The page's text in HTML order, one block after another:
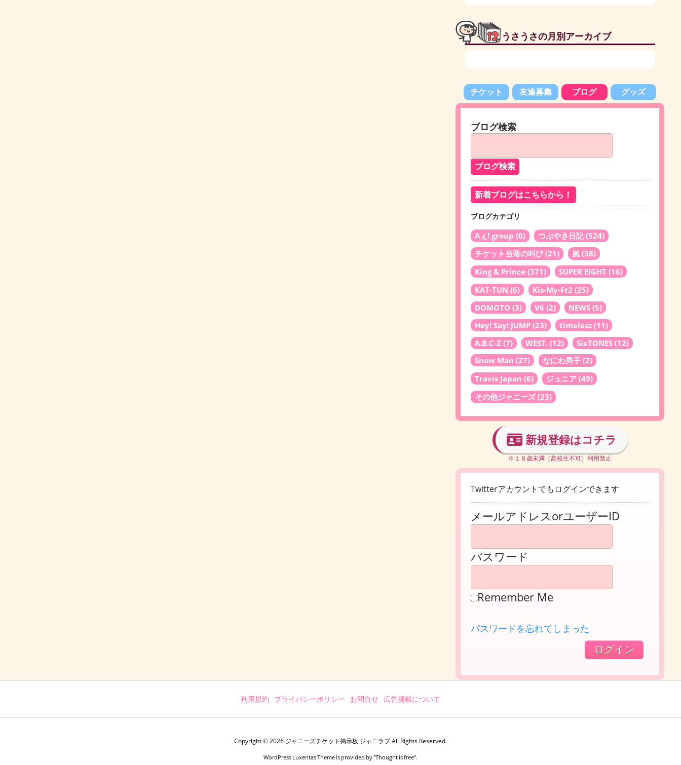
うさうさの月別アーカイブ
チケット 友達募集 ブログ グッズ
ブログ検索
新着ブログはこちらから！
ブログカテゴリ
Aぇ! group (0) つぶやき日記(524)
チケット当落の叫び(21) 嵐 (38)
King & Prince (371) SUPER EIGHT (16)
KAT-TUN (6) Kis-My-Ft2 (25)
DOMOTO (3) V6 (2) NEWS (5)
Hey! Say! JUMP (23) timelesz (11)
A.B.C-Z (7) WEST. (12) SixTONES (12)
Snow Man (27) なにわ男子 (2)
Travis Japan (6) ジュニア (49)
その他ジャニーズ(23)
新規登録はコチラ
※１８歳未満（高校生不可）利用禁止
Twitterアカウントでもログインできます
メールアドレスorユーザーID
パスワード
Remember Me
パスワードを忘れてしまった
利用規約 プライバシーポリシー お問合せ 広告掲載について
Copyright ©2026 ジャニーズチケット掲示板 ジャニラブAll Rights Reserved.
WordPress Luxeritas Theme is provided by "Thought is free".